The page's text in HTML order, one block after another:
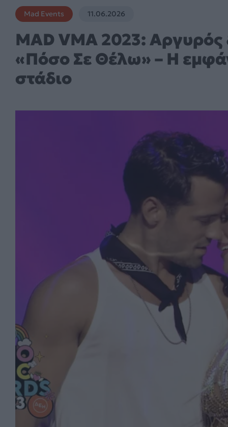
Mad Events 11.06.2026
MAD VMA 2023:
«Πόσο Σε Θέλω» – Η
στάδιο